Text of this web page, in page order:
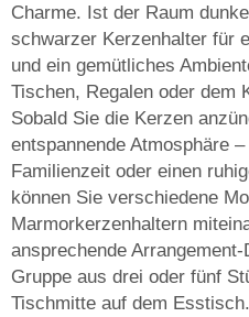
Charme. Ist der Raum
schwarzer Kerzenhalter für
und ein gemütliches
Tischen, Regalen oder dem
Sobald Sie die Kerzen
entspannende Atmosphäre
Familienzeit oder einen
können Sie verschiedene
Marmorkerzenhaltern
ansprechende
Gruppe aus drei oder fünf
Tischmitte auf dem